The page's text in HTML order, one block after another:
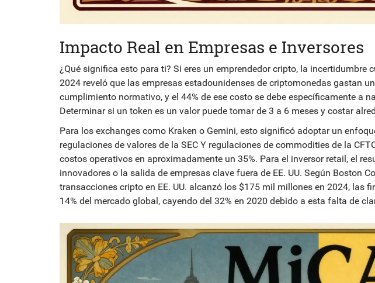
Impacto Real en Empresas e Inversores
¿Qué significa esto para ti? Si eres un emprendedor cripto, la incertidumbre
2024 reveló que las empresas estadounidenses de criptomonedas gastan
cumplimiento normativo, y el 44% de ese costo se debe específicamente a
Determinar si un token es un valor puede tomar de 3 a 6 meses y costar
Para los exchanges como Kraken o Gemini, esto significó adoptar un
regulaciones de valores de la SEC Y regulaciones de commodities de la
costos operativos en aproximadamente un 35%. Para el inversor retail, el
innovadores o la salida de empresas clave fuera de EE. UU. Según Boston
transacciones cripto en EE. UU. alcanzó los $175 mil millones en 2024, las
14% del mercado global, cayendo del 32% en 2020 debido a esta falta de